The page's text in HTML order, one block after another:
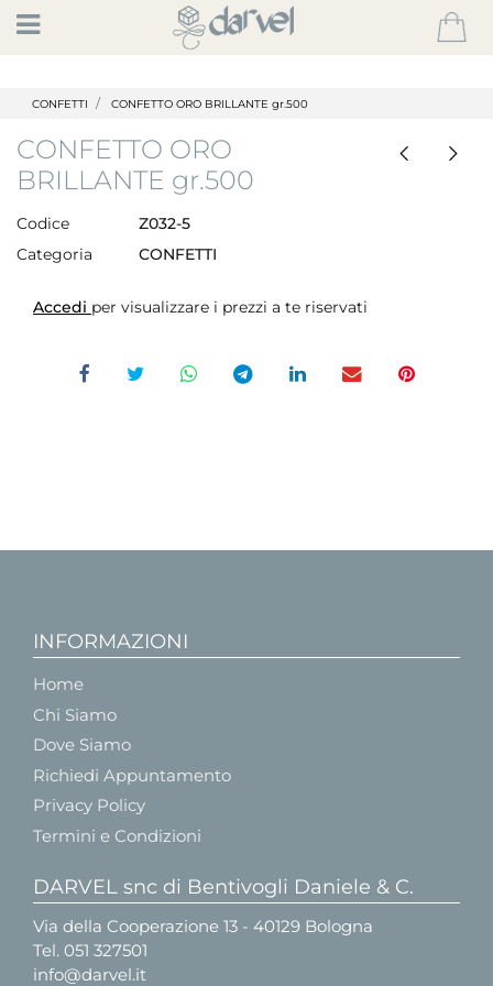
Open
CONFETTI CONFETTO ORO BRILLANTE gr.500
CONFETTO ORO
BRILLANTE gr.500
Codice
Z032-5
Categoria
CONFETTI
Accedi per visualizzare i prezzi a te riservati
INFORMAZIONI
Home
Chi Siamo
Dove Siamo
Richiedi Appuntamento
Privacy Policy
Termini e Condizioni
DARVEL snc di Bentivogli Daniele & C.
Via della Cooperazione 13 - 40129 Bologna
Tel. 051 327501
info@darvel.it